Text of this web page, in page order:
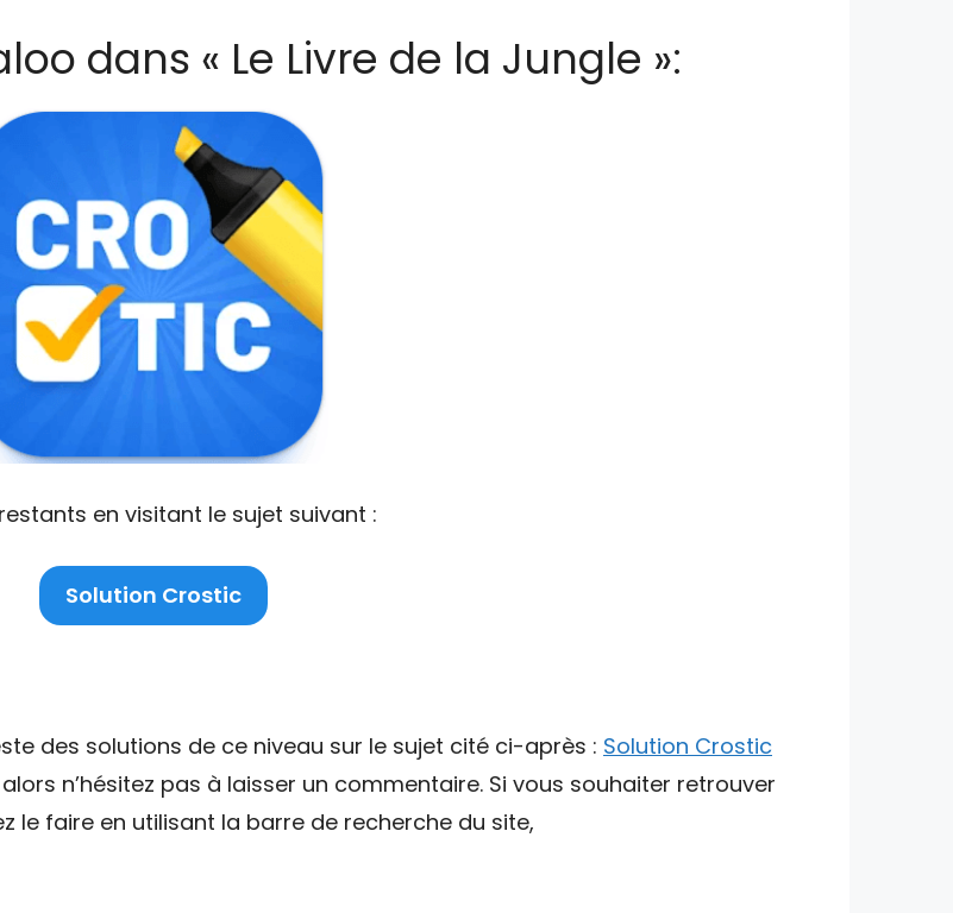
dans « Le Livre de la Jungle »:
en visitant le sujet suivant :
Solution Crostic
des solutions de ce niveau sur le sujet cité ci-après : Solution Crostic
n’hésitez pas à laisser un commentaire. Si vous souhaiter retrouver
le faire en utilisant la barre de recherche du site,